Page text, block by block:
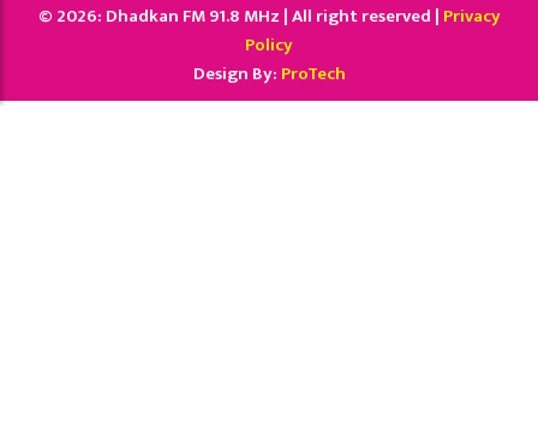
© 2026: Dhadkan FM 91.8 MHz | All right reserved | Privacy
Policy
Design By: ProTech